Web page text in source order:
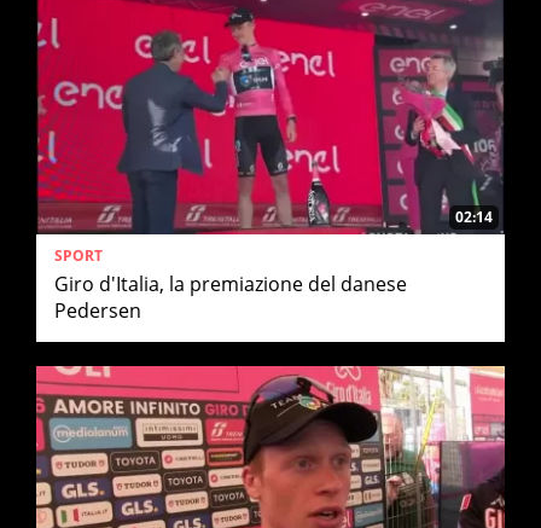
02:14
SPORT
Giro d'Italia, la premiazione del danese
Pedersen